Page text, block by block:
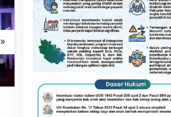
»
Sambut HUT RI ke-81, DWP
Meranti Kompak Bersenam
dan Ikuti Perlombaan Seru